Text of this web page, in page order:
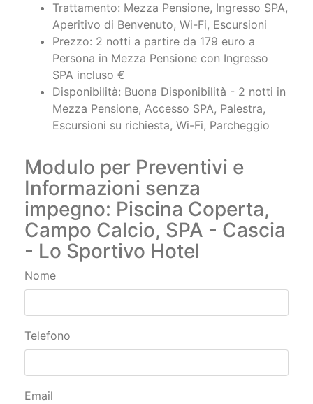
Trattamento: Mezza Pensione, Ingresso SPA,
Aperitivo di Benvenuto, Wi-Fi, Escursioni
Prezzo: 2 notti a partire da 179 euro a
Persona in Mezza Pensione con Ingresso
SPA incluso €
Disponibilità: Buona Disponibilità - 2 notti in
Mezza Pensione, Accesso SPA, Palestra,
Escursioni su richiesta, Wi-Fi, Parcheggio
Modulo per Preventivi e
Informazioni senza
impegno: Piscina Coperta,
Campo Calcio, SPA - Cascia
- Lo Sportivo Hotel
Nome
Telefono
Email